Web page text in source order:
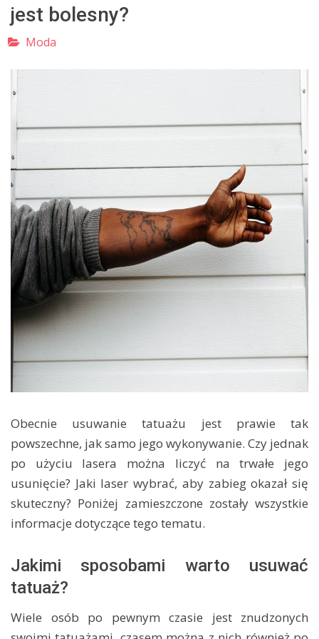
jest bolesny?
Moda
Obecnie usuwanie tatuażu jest prawie tak
powszechne, jak samo jego wykonywanie. Czy jednak
po użyciu lasera można liczyć na trwałe jego
usunięcie? Jaki laser wybrać, aby zabieg okazał się
skuteczny? Poniżej zamieszczone zostały wszystkie
informacje dotyczące tego tematu.
Jakimi sposobami warto usuwać
tatuaż?
Wiele osób po pewnym czasie jest znudzonych